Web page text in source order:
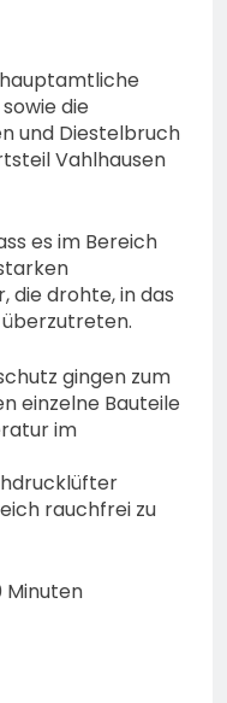
hauptamtliche
die
und Diestelbruch
Vahlhausen
es im Bereich
die drohte, in das
gingen zum
einzelne Bauteile
im
rauchfrei zu
Minuten